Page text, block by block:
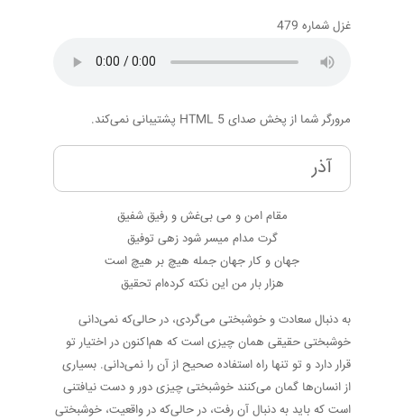
غزل شماره 479
مرورگر شما از پخش صدای HTML 5 پشتیبانی نمی‌کند.
آذر
مقام امن و می بی‌غش و رفیق شفیق
گرت مدام میسر شود زهی توفیق
جهان و کار جهان جمله هیچ بر هیچ است
هزار بار من این نکته کرده‌ام تحقیق
به دنبال سعادت و خوشبختی می‌گردی، در حالی‌که نمی‌دانی
خوشبختی حقیقی همان چیزی است که هم‌اکنون در اختیار تو
قرار دارد و تو تنها راه استفاده صحیح از آن را نمی‌دانی. بسیاری
از انسان‌ها گمان می‌کنند خوشبختی چیزی دور و دست نیافتنی
است که باید به دنبال آن رفت، در حالی‌که در واقعیت، خوشبختی